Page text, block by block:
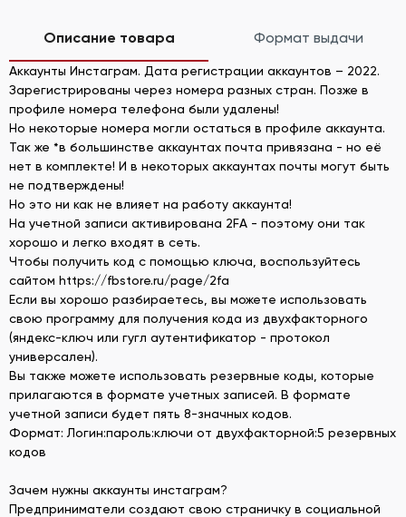
Описание товара Формат выдачи
Аккаунты Инстаграм. Дата регистрации аккаунтов – 2022.
Зарегистрированы через номера разных стран. Позже в
профиле номера телефона были удалены!
Но некоторые номера могли остаться в профиле аккаунта.
Так же *в большинстве аккаунтах почта привязана - но её
нет в комплекте! И в некоторых аккаунтах почты могут быть
не подтверждены!
Но это ни как не влияет на работу аккаунта!
На учетной записи активирована 2FA - поэтому они так
хорошо и легко входят в сеть.
Чтобы получить код с помощью ключа, воспользуйтесь
сайтом https://fbstore.ru/page/2fa
Если вы хорошо разбираетесь, вы можете использовать
свою программу для получения кода из двухфакторного
(яндекс-ключ или гугл аутентификатор - протокол
универсален).
Вы также можете использовать резервные коды, которые
прилагаются в формате учетных записей. В формате
учетной записи будет пять 8-значных кодов.
Формат: Логин:пароль:ключи от двухфакторной:5 резервных
кодов
Зачем нужны аккаунты инстаграм?
Предприниматели создают свою страничку в социальной